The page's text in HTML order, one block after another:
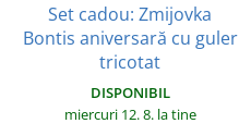
Set cadou: Zmijovka
Bontis aniversară cu guler
tricotat
DISPONIBIL
miercuri 12. 8. la tine